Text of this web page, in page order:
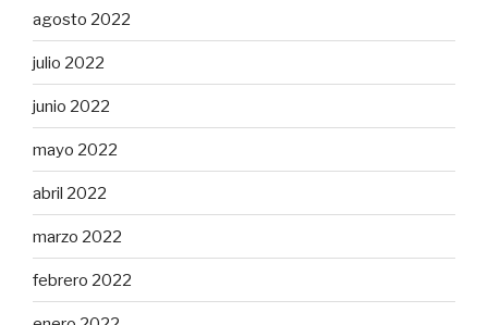
agosto 2022
julio 2022
junio 2022
mayo 2022
abril 2022
marzo 2022
febrero 2022